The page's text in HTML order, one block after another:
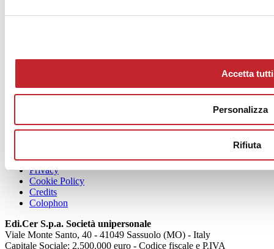
Accetta tutti
Personalizza
Rifiuta
Mog 231/01
Privacy
Cookie Policy
Credits
Colophon
Edi.Cer S.p.a. Società unipersonale
Viale Monte Santo, 40 - 41049 Sassuolo (MO) - Italy
Capitale Sociale: 2.500.000 euro - Codice fiscale e P.IVA